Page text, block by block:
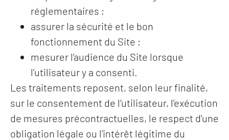
réglementaires ;
assurer la sécurité et le bon
fonctionnement du Site ;
mesurer l’audience du Site lorsque
l’utilisateur y a consenti.
Les traitements reposent, selon leur finalité,
sur le consentement de l’utilisateur, l’exécution
de mesures précontractuelles, le respect d’une
obligation légale ou l’intérêt légitime du